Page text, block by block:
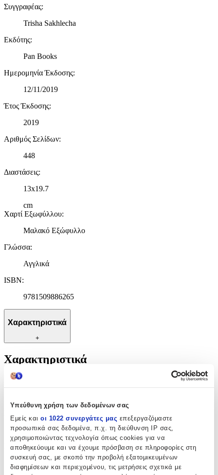
Υπεύθυνη χρήση των δεδομένων σας
Εμείς και οι 1022 συνεργάτες μας επεξεργαζόμαστε
προσωπικά σας δεδομένα, π.χ. τη διεύθυνση IP σας,
χρησιμοποιώντας τεχνολογία όπως cookies για να
αποθηκεύουμε και να έχουμε πρόσβαση σε πληροφορίες στη
συσκευή σας, με σκοπό την προβολή εξατομικευμένων
διαφημίσεων και περιεχομένου, τις μετρήσεις σχετικά με
Συγγραφέας:
Trisha Sakhlecha
Εκδότης:
Pan Books
Ημερομηνία Έκδοσης:
12/11/2019
Έτος Έκδοσης:
2019
Αριθμός Σελίδων:
448
Διαστάσεις:
13x19.7
cm
Χαρτί Εξωφύλλου:
Μαλακό Εξώφυλλο
Γλώσσα:
Αγγλικά
ISBN:
9781509886265
Χαρακτηριστικά
+
Χαρακτηριστικά
Συγγραφέας
Pan Books
Ημερομηνία Έκδοσης:
12/11/2019